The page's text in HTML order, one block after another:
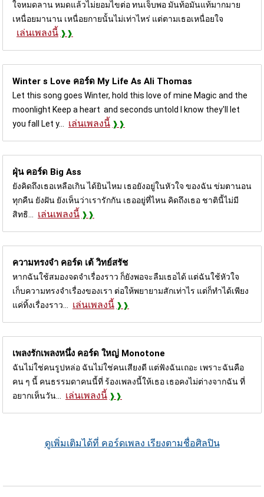
ใจหมดลาน หมดแล้วไม่ยอมไขต่อ ทนเจ็บพอ มันท้อมันแท้มากมาย
เหนื่อยมานาน เหนื่อยกายนั้นไม่เท่าไหร่ แต่ตามเธอเหนื่อยใจ
เล่นเพลงนี้
Winter s Love คอร์ด My Life As Ali Thomas
Let this song goes Winter, hold this love of mine Magic and the
moonlight Keep a heart and seconds untold I know they'll let
you fall Let y...
เล่นเพลงนี้
ฝุ่น คอร์ด Big Ass
ยังคิดถึงเธอเหลือเกิน ได้ยินไหม เธอยังอยู่ในหัวใจ ของฉัน ข่มตานอน
ทุกคืน ยังฝัน ยังเห็นว่าเรารักกัน เธออยู่ที่ไหน คิดถึงเธอ ชาตินี้ไม่มี
สิทธิ...
เล่นเพลงนี้
ความทรงจำ คอร์ด เต้ วิทย์สรัช
หากฉันใช้สมองจดจำเรื่องราว ก็ยังพอจะลืมเธอได้ แต่ฉันใช้หัวใจ
เก็บความทรงจำเรื่องของเรา ต่อให้พยายามสักเท่าไร แต่ก็ทำได้เพียง
แค่ทิ้งเรื่องราว...
เล่นเพลงนี้
เพลงรักเพลงหนึ่ง คอร์ด ใหญ่ Monotone
ฉันไม่ใช่คนรูปหล่อ ฉันไม่ใช่คนเสียงดี แต่ฟังฉันเถอะ เพราะฉันคือ
คน ๆ นี้ คนธรรมดาคนนี้ที่ ร้องเพลงนี้ให้เธอ เธอคงไม่ต่างจากฉัน ที่
อยากเห็นวัน...
เล่นเพลงนี้
ดูเพิ่มเติมได้ที่ คอร์ดเพลง เรียงตามชื่อศิลปิน